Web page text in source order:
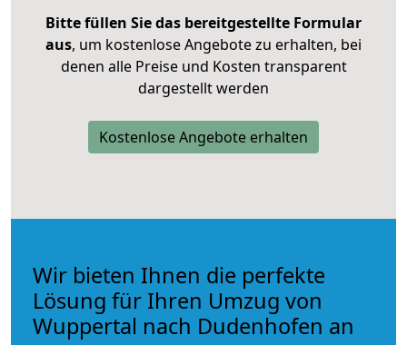
Bitte füllen Sie das bereitgestellte Formular
aus, um kostenlose Angebote zu erhalten, bei
denen alle Preise und Kosten transparent
dargestellt werden
Kostenlose Angebote erhalten
Wir bieten Ihnen die perfekte
Lösung für Ihren Umzug von
Wuppertal nach Dudenhofen an